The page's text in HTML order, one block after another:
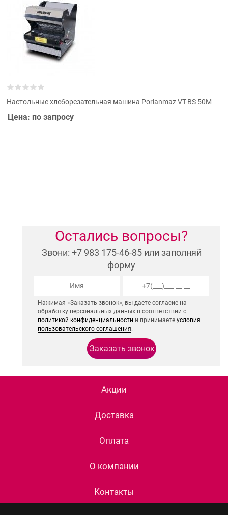
Настольные хлеборезательная машина Porlanmaz VT-BS 50М
Цена: по запросу
Остались вопросы?
Звони: +7 983 175-46-85 или заполняй
форму
Нажимая «Заказать звонок», вы даете согласие на
обработку персональных данных в соответствии с
политикой конфиденциальности и принимаетеусловия
пользовательского соглашения.
Акции
Доставка
Оплата
О компании
Контакты